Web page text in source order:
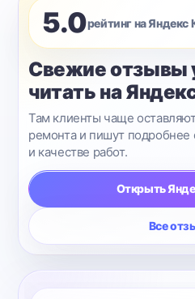
5.0рейтинг на Яндекс
Свежие отзывы
читать на
Там клиенты чаще
ремонта и пишут подробнее
и качестве работ.
Открыть
Все